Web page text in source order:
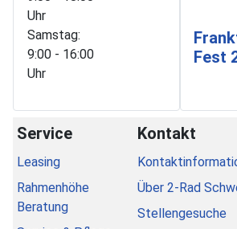
Uhr
Samstag:
9:00 - 16:00
Uhr
Fest
Service
Leasing
Rahmenhöhe
Beratung
Kontakt
Über 2-Rad
Stellengesuche